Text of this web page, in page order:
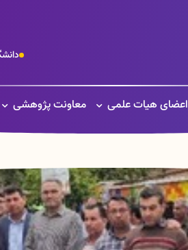
اعضای هیات علمی معاونت پژوهشی